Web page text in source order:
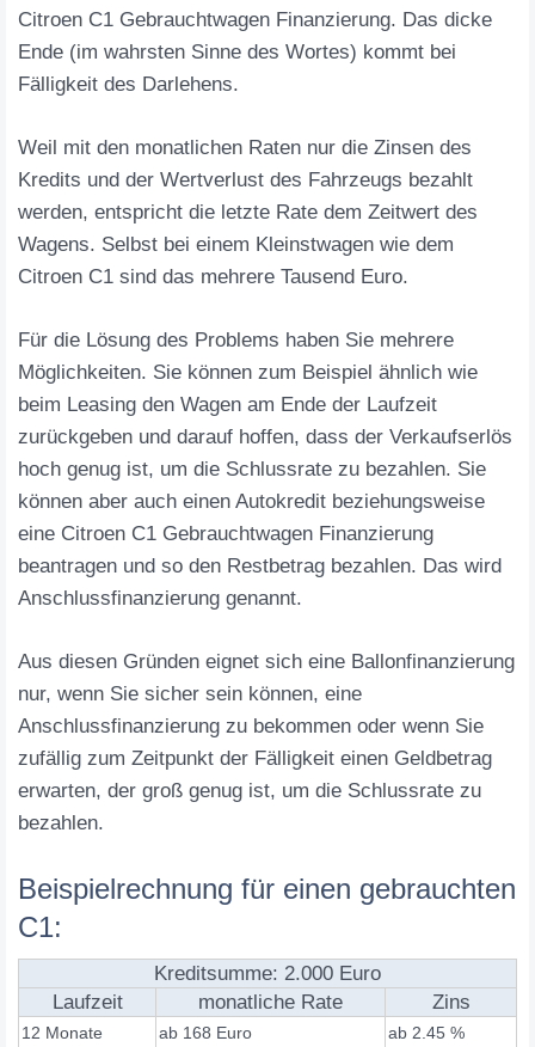
Citroen C1 Gebrauchtwagen Finanzierung. Das dicke
Ende (im wahrsten Sinne des Wortes) kommt bei
Fälligkeit des Darlehens.
Weil mit den monatlichen Raten nur die Zinsen des
Kredits und der Wertverlust des Fahrzeugs bezahlt
werden, entspricht die letzte Rate dem Zeitwert des
Wagens. Selbst bei einem Kleinstwagen wie dem
Citroen C1 sind das mehrere Tausend Euro.
Für die Lösung des Problems haben Sie mehrere
Möglichkeiten. Sie können zum Beispiel ähnlich wie
beim Leasing den Wagen am Ende der Laufzeit
zurückgeben und darauf hoffen, dass der Verkaufserlös
hoch genug ist, um die Schlussrate zu bezahlen. Sie
können aber auch einen Autokredit beziehungsweise
eine Citroen C1 Gebrauchtwagen Finanzierung
beantragen und so den Restbetrag bezahlen. Das wird
Anschlussfinanzierung genannt.
Aus diesen Gründen eignet sich eine Ballonfinanzierung
nur, wenn Sie sicher sein können, eine
Anschlussfinanzierung zu bekommen oder wenn Sie
zufällig zum Zeitpunkt der Fälligkeit einen Geldbetrag
erwarten, der groß genug ist, um die Schlussrate zu
bezahlen.
Beispielrechnung für einen gebrauchten
C1:
Kreditsumme: 2.000 Euro
Laufzeit
monatliche Rate Zins
12 Monate ab 168 Euro
ab 2.45 %